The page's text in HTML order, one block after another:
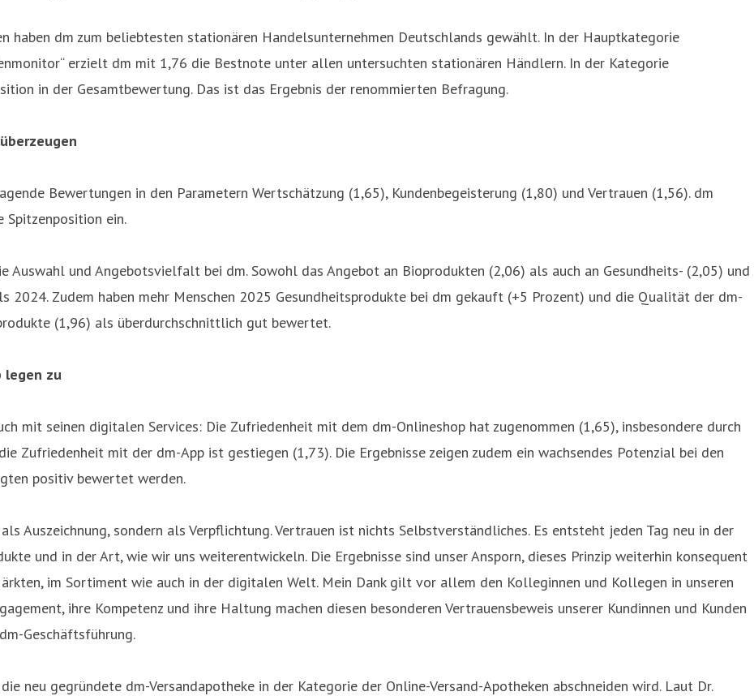
haben dm zum beliebtesten stationären Handelsunternehmen Deutschlands gewählt. In der Hauptkategorie
erzielt dm mit 1,76 die Bestnote unter allen untersuchten stationären Händlern. In der Kategorie
in der Gesamtbewertung. Das ist das Ergebnis der renommierten Befragung.
Bewertungen in den Parametern Wertschätzung (1,65), Kundenbegeisterung (1,80) und Vertrauen (1,56). dm
Spitzenposition ein.
und Angebotsvielfalt bei dm. Sowohl das Angebot an Bioprodukten (2,06) als auch an Gesundheits- (2,05) und
Zudem haben mehr Menschen 2025 Gesundheitsprodukte bei dm gekauft (+5 Prozent) und die Qualität der dm-
(1,96) als überdurchschnittlich gut bewertet.
legen zu
mit seinen digitalen Services: Die Zufriedenheit mit dem dm-Onlineshop hat zugenommen (1,65), insbesondere durch
Zufriedenheit mit der dm-App ist gestiegen (1,73). Die Ergebnisse zeigen zudem ein wachsendes Potenzial bei den
positiv bewertet werden.
Auszeichnung, sondern als Verpflichtung. Vertrauen ist nichts Selbstverständliches. Es entsteht jeden Tag neu in der
und in der Art, wie wir uns weiterentwickeln. Die Ergebnisse sind unser Ansporn, dieses Prinzip weiterhin konsequent
im Sortiment wie auch in der digitalen Welt. Mein Dank gilt vor allem den Kolleginnen und Kollegen in unseren
ihre Kompetenz und ihre Haltung machen diesen besonderen Vertrauensbeweis unserer Kundinnen und Kunden
Geschäftsführung.
neu gegründete dm-Versandapotheke in der Kategorie der Online-Versand-Apotheken abschneiden wird. Laut Dr.